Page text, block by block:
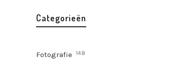
Categorieën
Fotografie 148